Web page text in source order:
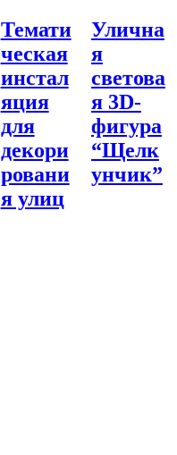
Темати
ческая
инстал
яция
для
декори
ровани
я улиц
Улична
я
светова
я 3D-
фигура
“Щелк
унчик”